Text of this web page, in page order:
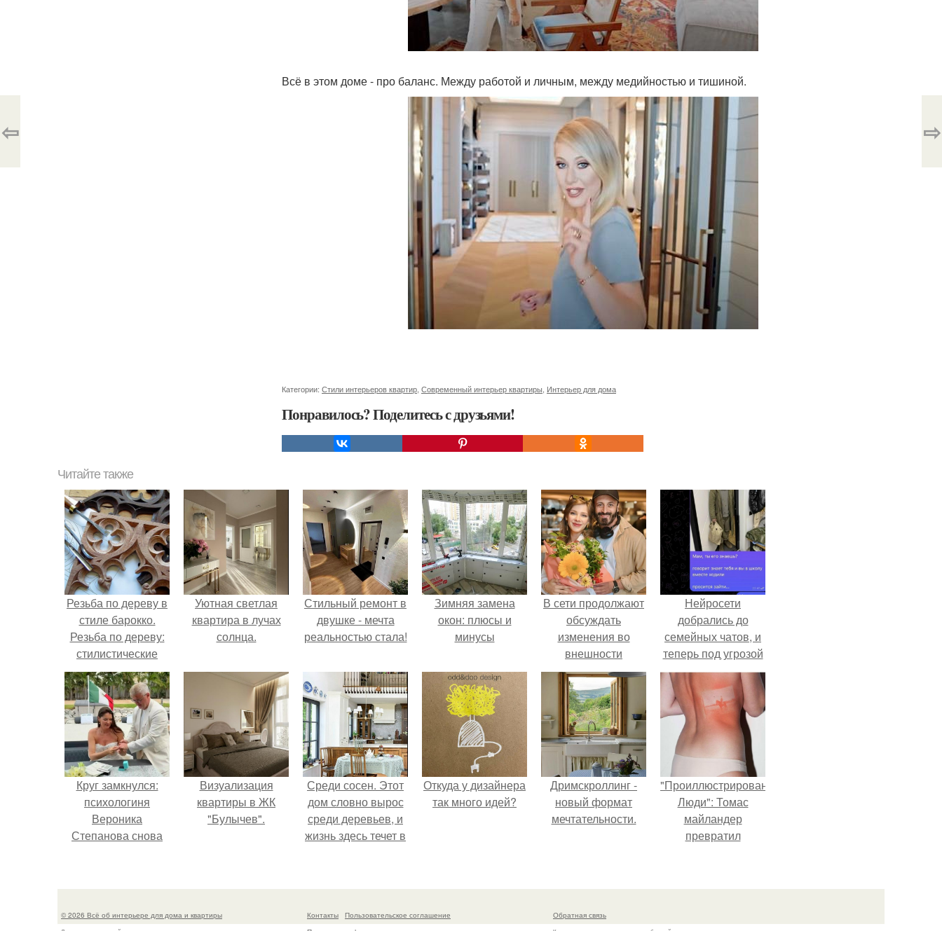
Всё в этом доме - про баланс. Между работой и личным, между медийностью и тишиной.
Категории: Стили интерьеров квартир Современный интерьер квартиры Интерьер для дома
Понравилось? Поделитесь с друзьями!
⇦ ⇨
Читайте также
Резьба по дереву в
стиле барокко.
Резьба по дереву:
стилистические
направления и
характерные узоры.
Уютная светлая
квартира в лучах
солнца.
Стильный ремонт в
двушке - мечта
реальностью стала!
Зимняя замена
окон: плюсы и
минусы
В сети продолжают
обсуждать
изменения во
внешности
актрисы.
Нейросети
добрались до
семейных чатов, и
теперь под угрозой
мамины нервы.
Круг замкнулся:
психологиня
Вероника
Степанова снова
бывшего мужа.
Визуализация
квартиры в ЖК
"Булычев".
Среди сосен. Этот
дом словно вырос
среди деревьев, и
жизнь здесь течет в
спешки и лишнего
Откуда у дизайнера
так много идей?
Дримскроллинг -
новый формат
мечтательности.
"Проиллюстрированные
Люди": Томас
майландер
превратил
© 2026 Всё об интерьере для дома и квартиры Контакты
Пользовательское соглашение
Обратная связь